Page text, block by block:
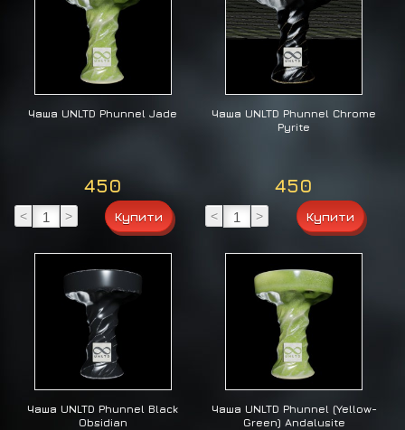
Чаша UNLTD Phunnel Jade
450
< >
Чаша UNLTD Phunnel Chrome
Pyrite
450
< >
Чаша UNLTD Phunnel Black
Obsidian
Чаша UNLTD Phunnel (Yellow-
Green) Andalusite